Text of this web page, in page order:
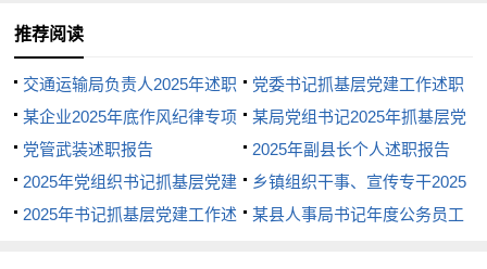
所戒、行有所止。要注重家风建设，引导领导干部廉
洁修身、廉洁齐家，管好自己、管好家人亲属和身边
工作人员。
三、要以上率下、压实链条，在“责”与“廉”中锻造
推荐阅读
交通运输局负责人2025年述职
报告
党委书记抓基层党建工作述职
报告
某企业2025年底作风纪律专项
整治讲评会讲话
某局党组书记2025年抓基层党
建工作述职报告
党管武装述职报告
2025年副县长个人述职报告
2025年党组织书记抓基层党建
述职报告
乡镇组织干事、宣传专干2025
年述职报告
2025年书记抓基层党建工作述
某县人事局书记年度公务员工